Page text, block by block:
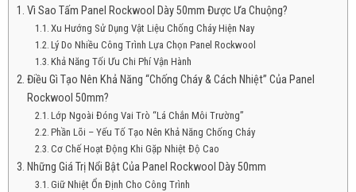
Vì Sao Tấm Panel Rockwool Dày 50mm Được Ưa Chuộng?
Xu Hướng Sử Dụng Vật Liệu Chống Cháy Hiện Nay
Lý Do Nhiều Công Trình Lựa Chọn Panel Rockwool
Khả Năng Tối Ưu Chi Phí Vận Hành
Điều Gì Tạo Nên Khả Năng “Chống Cháy & Cách Nhiệt” Của Panel
Rockwool 50mm?
Lớp Ngoài Đóng Vai Trò “Lá Chắn Môi Trường”
Phần Lõi – Yếu Tố Tạo Nên Khả Năng Chống Cháy
Cơ Chế Hoạt Động Khi Gặp Nhiệt Độ Cao
Những Giá Trị Nổi Bật Của Panel Rockwool Dày 50mm
Giữ Nhiệt Ổn Định Cho Công Trình